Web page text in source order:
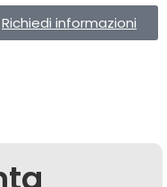
Richiedi informazioni